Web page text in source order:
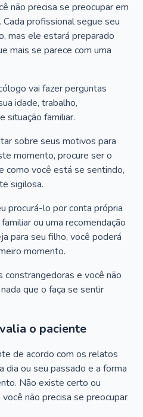
não precisa se preocupar em
profissional segue seu
mas ele estará preparado
mais se parece com uma
vai fazer perguntas
idade, trabalho,
situação familiar.
sobre seus motivos para
momento, procure ser o
como você está se sentindo,
sigilosa.
procurá-lo por conta própria
ou uma recomendação
para seu filho, você poderá
momento.
e você não
que o faça se sentir
o paciente
de acordo com os relatos
dia ou seu passado e a forma
Não existe certo ou
não precisa se preocupar